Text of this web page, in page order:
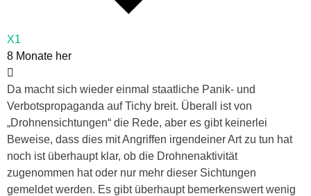
X1
8 Monate her
Da macht sich wieder einmal staatliche Panik- und
Verbotspropaganda auf Tichy breit. Überall ist von
„Drohnensichtungen“ die Rede, aber es gibt keinerlei
Beweise, dass dies mit Angriffen irgendeiner Art zu tun hat
noch ist überhaupt klar, ob die Drohnenaktivität
zugenommen hat oder nur mehr dieser Sichtungen
gemeldet werden. Es gibt überhaupt bemerkenswert wenig